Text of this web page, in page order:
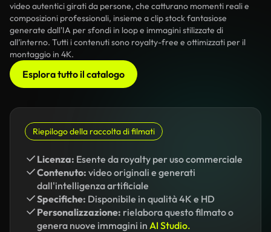
video autentici girati da persone, che catturano momenti reali e
composizioni professionali, insieme a clip stock fantasiose
generate dall'IA per sfondi in loop e immagini stilizzate di
all’interno. Tutti i contenuti sono royalty-free e ottimizzati per il
montaggio in 4K.
Esplora tutto il catalogo
Riepilogo della raccolta di filmati
Licenza: Esente da royalty per uso commerciale
Contenuto: video originali e generati
dall'intelligenza artificiale
Specifiche: Disponibile in qualità 4K e HD
Personalizzazione: rielabora questo filmato o
genera nuove immagini in AI Studio.